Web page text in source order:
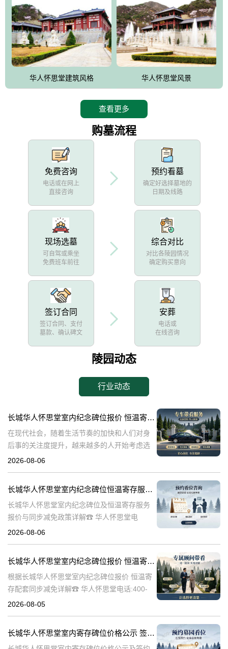
雀，后玄武"的四大吉祥物铜雕挂件。
华人怀思堂建筑风格 华人怀思堂风景
查看更多
购墓流程
免费咨询
电话或在网上
直接咨询
预约看墓
确定好选择墓地的
日期及线路
现场选墓
可自驾或乘坐
免费班车前往
综合对比
对比各陵园情况
确定购买意向
签订合同
签订合同、支付
墓款、确认碑文
安葬
电话或
在线咨询
陵园动态
行业动态
长城华人怀思堂室内纪念碑位报价 恒温寄存配套同步减免详解
在现代社会，随着生活节奏的加快和人们对身
后事的关注度提升，越来越多的人开始考虑选
择合适的纪念方式来表达对逝者的哀思和怀
包
2026-08-06
长城华人怀思堂室内纪念碑位恒温寄存服务报价及同步减免政策详解
长城华人怀思堂室内纪念碑位及恒温寄存服务
报价与同步减免政策详解☎ 华人怀思堂电
话:400-838-5063一、引言随着社会观念的进
2026-08-06
长城华人怀思堂室内纪念碑位报价 恒温寄存配套同步减免详解
根据长城华人怀思堂室内纪念碑位报价 恒温寄
存配套同步减免详解☎ 华人怀思堂电话:400-
838-5063在现代社会，随着生活节奏的加快和
2026-08-05
长城华人怀思堂室内寄存碑位价格公示 签约立减配套礼包详解